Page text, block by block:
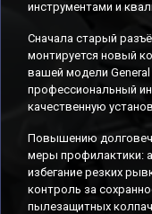
инструментами и
Сначала старый
монтируется новый
вашей модели General
профессиональный
качественную
Повышению
меры профилактики:
избегание резких
контроль за
пылезащитных